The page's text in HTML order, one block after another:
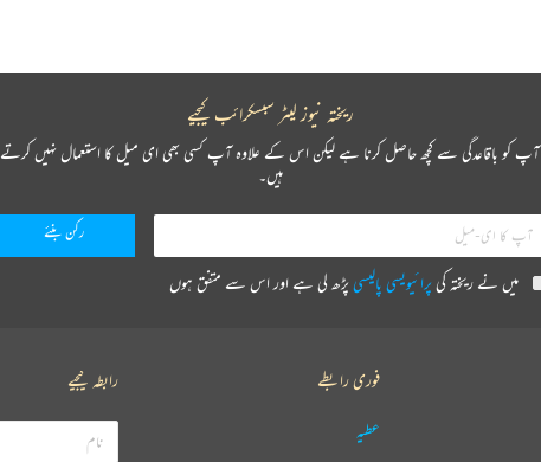
ریختہ نیوز لیٹر سبسکرائب کیجیے
آپ کو باقاعدگی سے کچھ حاصل کرنا ہے لیکن اس کے علاوہ آپ کسی بھی ای میل کا استعمال نہیں کرتے
ہیں۔
میں نے ریختہ کی پرائیویسی پالیسی پڑھ لی ہے اور اس سے متفق ہوں
فوری رابطے
عطیہ
رابطہ کیجیے